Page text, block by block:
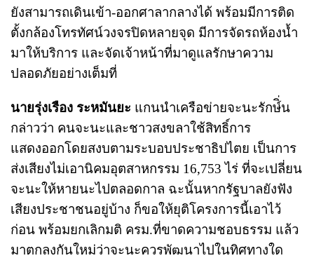
ยังสามารถเดินเข้า-ออกศาลากลางได้ พร้อมมีการติด
ตั้งกล้องโทรทัศน์วงจรปิดหลายจุด มีการจัดรถห้องน้ำ
มาให้บริการ และจัดเจ้าหน้าที่มาดูแลรักษาความ
ปลอดภัยอย่างเต็มที่
นายรุ่งเรือง ระหมันยะ แกนนำเครือข่ายจะนะรักษ์ิ่น
กล่าวว่า คนจะนะและชาวสงขลาใช้สิทธิ์การ
แสดงออกโดยสงบตามระบอบประชาธิปไตย เป็นการ
ส่งเสียงไม่เอานิคมอุตสาหกรรม 16,753 ไร่​ ที่จะเปลี่ยน
จะนะให้หายนะไปตลอดกาล ฉะนั้นหากรัฐบาลยังฟัง
เสียงประชาชนอยู่บ้าง ก็ขอให้ยุติโครงการนี้เอาไว้
ก่อน พร้อมยกเลิกมติ ครม.ที่ขาดความชอบธรรม แล้ว
มาตกลงกันใหม่ว่าจะนะควรพัฒนาไปในทิศทางใด